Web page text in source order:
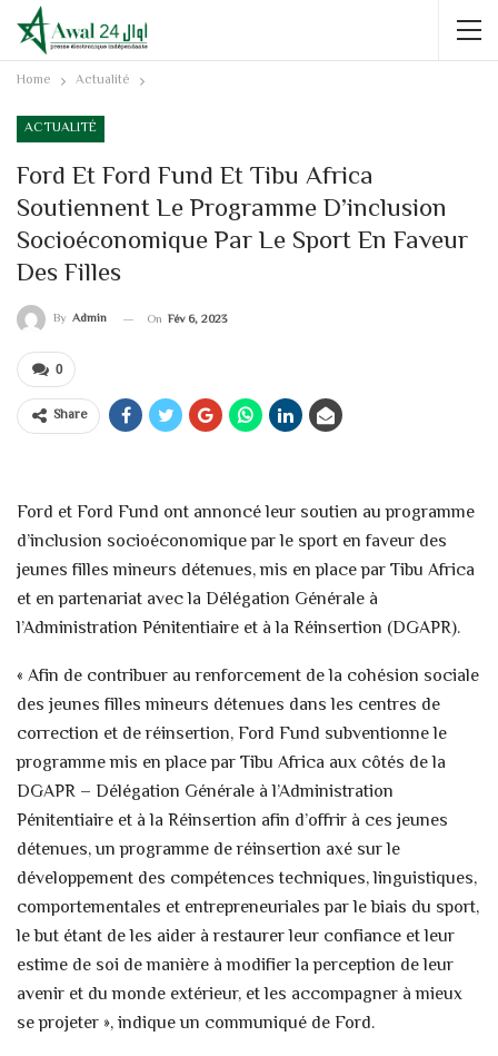
Home Actualité
ACTUALITÉ
Ford Et Ford Fund Et Tibu Africa
Soutiennent Le Programme D’inclusion
Socioéconomique Par Le Sport En Faveur
Des Filles
By Admin On Fév 6, 2023
0
Share
Ford et Ford Fund ont annoncé leur soutien au programme
d’inclusion socioéconomique par le sport en faveur des
jeunes filles mineurs détenues, mis en place par Tibu Africa
et en partenariat avec la Délégation Générale à
l’Administration Pénitentiaire et à la Réinsertion (DGAPR).
« Afin de contribuer au renforcement de la cohésion sociale
des jeunes filles mineurs détenues dans les centres de
correction et de réinsertion, Ford Fund subventionne le
programme mis en place par Tibu Africa aux côtés de la
DGAPR – Délégation Générale à l’Administration
Pénitentiaire et à la Réinsertion afin d’offrir à ces jeunes
détenues, un programme de réinsertion axé sur le
développement des compétences techniques, linguistiques,
comportementales et entrepreneuriales par le biais du sport,
le but étant de les aider à restaurer leur confiance et leur
estime de soi de manière à modifier la perception de leur
avenir et du monde extérieur, et les accompagner à mieux
se projeter », indique un communiqué de Ford.